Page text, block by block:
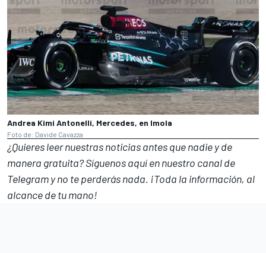
Andrea Kimi Antonelli, Mercedes, en Imola
Foto de: Davide Cavazza
¿Quieres leer nuestras noticias antes que nadie y de
manera gratuita? Síguenosaquí en nuestro canal de
Telegramy no te perderás nada. ¡Toda la información, al
alcance de tu mano!